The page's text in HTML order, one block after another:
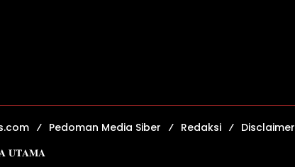
Pedoman Media Siber Redaksi
Disclaimer
𝐔𝐓𝐀𝐌𝐀